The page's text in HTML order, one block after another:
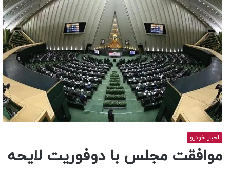
اخبار خودرو
موافقت مجلس با دوفوریت لایحه